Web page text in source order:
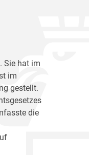
Sie hat im
im
gestellt.
die